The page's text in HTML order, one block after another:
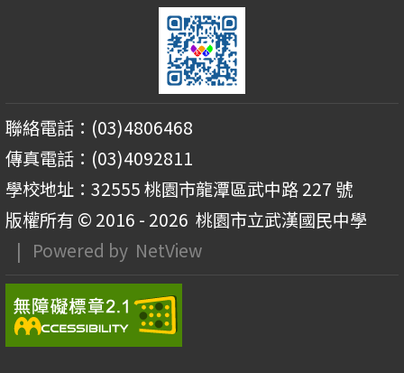
聯絡電話：(03)4806468
傳真電話：(03)4092811
學校地址：32555 桃園市龍潭區武中路 227 號
版權所有 © 2016 - 2026 桃園市立武漢國民中學
| Powered by NetView